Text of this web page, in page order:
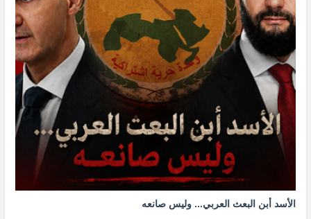
الأسد أبن البعث العربي... وليس صانعه